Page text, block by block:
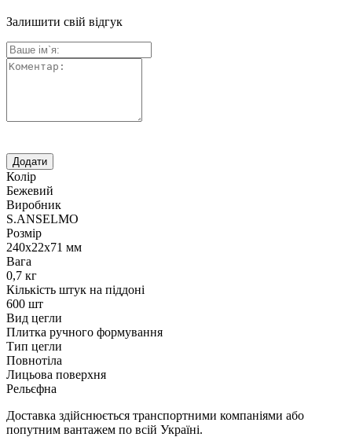
Залишити свій відгук
Колір
Бежевий
Виробник
S.ANSELMO
Розмір
240х22х71 мм
Вага
0,7 кг
Кількість штук на піддоні
600 шт
Вид цегли
Плитка ручного формування
Тип цегли
Повнотіла
Лицьова поверхня
Рельєфна
Доставка здійснюється транспортними компаніями або
попутним вантажем по всій Україні.